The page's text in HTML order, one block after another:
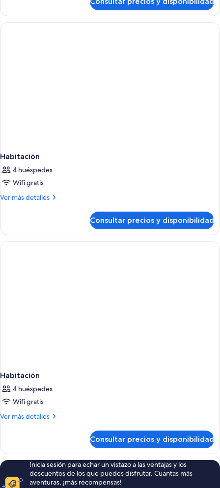
Habitación
4 huéspedes
Wifi gratis
Ver más detalles
Más
Consultar precios y disponibilidad
Habitación
4 huéspedes
Wifi gratis
Ver más detalles
Más
Consultar precios y disponibilidad
Inicia sesión para echar un vistazo a las ventajas y los
descuentos de los que puedes disfrutar. Cuantas más
aventuras, ¡más recompensas!